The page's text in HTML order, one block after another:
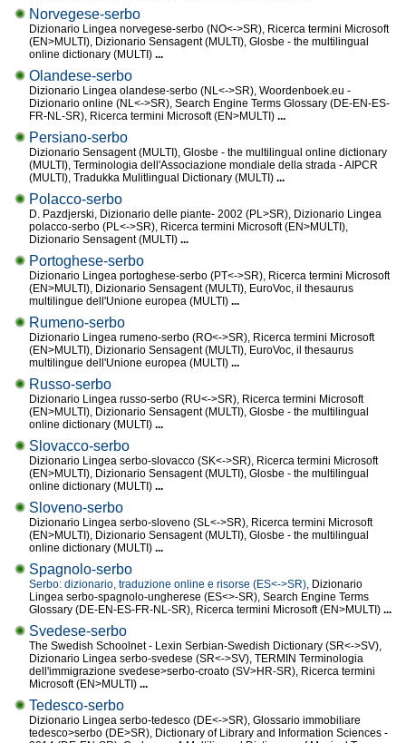
Norvegese-serbo
Dizionario Lingea norvegese-serbo (NO<->SR), Ricerca termini Microsoft
(EN>MULTI), Dizionario Sensagent (MULTI), Glosbe - the multilingual
online dictionary (MULTI) ...
Olandese-serbo
Dizionario Lingea olandese-serbo (NL<->SR), Woordenboek.eu -
Dizionario online (NL<->SR), Search Engine Terms Glossary (DE-EN-ES-
FR-NL-SR), Ricerca termini Microsoft (EN>MULTI) ...
Persiano-serbo
Dizionario Sensagent (MULTI), Glosbe - the multilingual online dictionary
(MULTI), Terminologia dell'Associazione mondiale della strada - AIPCR
(MULTI), Tradukka Mulitlingual Dictionary (MULTI) ...
Polacco-serbo
D. Pazdjerski, Dizionario delle piante- 2002 (PL>SR), Dizionario Lingea
polacco-serbo (PL<->SR), Ricerca termini Microsoft (EN>MULTI),
Dizionario Sensagent (MULTI) ...
Portoghese-serbo
Dizionario Lingea portoghese-serbo (PT<->SR), Ricerca termini Microsoft
(EN>MULTI), Dizionario Sensagent (MULTI), EuroVoc, il thesaurus
multilingue dell'Unione europea (MULTI) ...
Rumeno-serbo
Dizionario Lingea rumeno-serbo (RO<->SR), Ricerca termini Microsoft
(EN>MULTI), Dizionario Sensagent (MULTI), EuroVoc, il thesaurus
multilingue dell'Unione europea (MULTI) ...
Russo-serbo
Dizionario Lingea russo-serbo (RU<->SR), Ricerca termini Microsoft
(EN>MULTI), Dizionario Sensagent (MULTI), Glosbe - the multilingual
online dictionary (MULTI) ...
Slovacco-serbo
Dizionario Lingea serbo-slovacco (SK<->SR), Ricerca termini Microsoft
(EN>MULTI), Dizionario Sensagent (MULTI), Glosbe - the multilingual
online dictionary (MULTI) ...
Sloveno-serbo
Dizionario Lingea serbo-sloveno (SL<->SR), Ricerca termini Microsoft
(EN>MULTI), Dizionario Sensagent (MULTI), Glosbe - the multilingual
online dictionary (MULTI) ...
Spagnolo-serbo
Serbo: dizionario, traduzione online e risorse (ES<->SR), Dizionario
Lingea serbo-spagnolo-ungherese (ES<>-SR), Search Engine Terms
Glossary (DE-EN-ES-FR-NL-SR), Ricerca termini Microsoft (EN>MULTI) ...
Svedese-serbo
The Swedish Schoolnet - Lexin Serbian-Swedish Dictionary (SR<->SV),
Dizionario Lingea serbo-svedese (SR<->SV), TERMIN Terminologia
dell'immigrazione svedese>serbo-croato (SV>HR-SR), Ricerca termini
Microsoft (EN>MULTI) ...
Tedesco-serbo
Dizionario Lingea serbo-tedesco (DE<->SR), Glossario immobiliare
tedesco>serbo (DE>SR), Dictionary of Library and Information Sciences -